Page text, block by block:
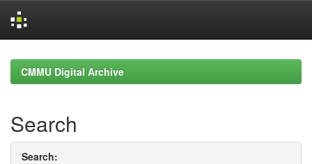
navigationCMMU Digital Archive
Search
Search: